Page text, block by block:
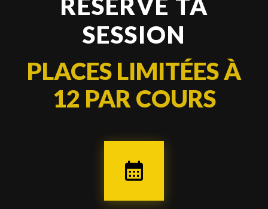
RÉSERVE TA
SESSION
PLACES LIMITÉES À
12 PAR COURS